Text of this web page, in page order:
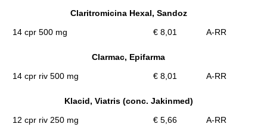
Claritromicina Hexal, Sandoz
14 cpr 500 mg
€ 8,01 A-RR
Clarmac, Epifarma
14 cpr riv 500 mg
€ 8,01 A-RR
Klacid, Viatris (conc. Jakinmed)
12 cpr riv 250 mg
€ 5,66
A-RR